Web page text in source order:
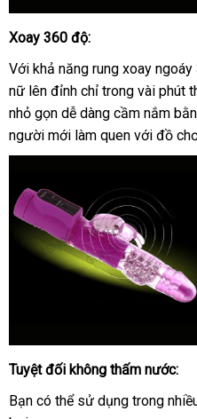
dương
vật
giả
Loveaider
Warrior
Xoay 360 độ:
Với khả năng rung xoay
nữ lên đỉnh shopee
chỉ trong vài phút
nhỏ gọn dễ dàng cầm nắm
người mới làm quen khách
hàng
với đồ
dương
giả
Tuyệt đối không thấm nước:
Bạn giá
có thể sử dụng trong